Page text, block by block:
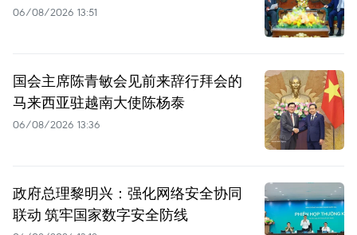
06/08/2026 13:51
国会主席陈青敏会见前来辞行拜会的
马来西亚驻越南大使陈杨泰
06/08/2026 13:36
政府总理黎明兴：强化网络安全协同
联动 筑牢国家数字安全防线